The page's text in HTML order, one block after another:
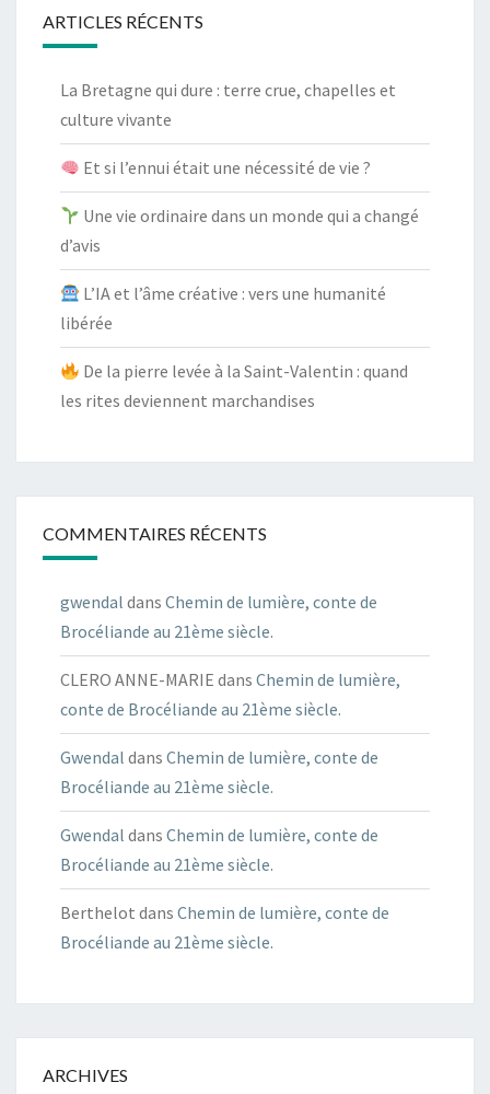
ARTICLES RÉCENTS
La Bretagne qui dure : terre crue, chapelles et
culture vivante
Et si l’ennui était une nécessité de vie ?
Une vie ordinaire dans un monde qui a changé
d’avis
L’IA et l’âme créative : vers une humanité
libérée
De la pierre levée à la Saint-Valentin : quand
les rites deviennent marchandises
COMMENTAIRES RÉCENTS
gwendal dans Chemin de lumière, conte de
Brocéliande au 21ème siècle.
CLERO ANNE-MARIE dans Chemin de lumière,
conte de Brocéliande au 21ème siècle.
Gwendal dans Chemin de lumière, conte de
Brocéliande au 21ème siècle.
Gwendal dans Chemin de lumière, conte de
Brocéliande au 21ème siècle.
Berthelot dans Chemin de lumière, conte de
Brocéliande au 21ème siècle.
ARCHIVES